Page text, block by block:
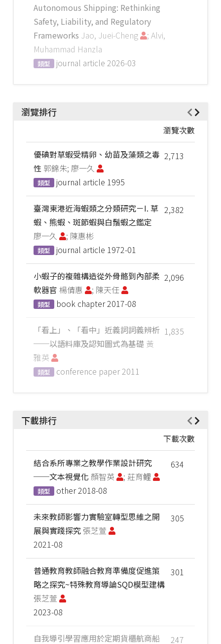
Autonomous Shipping: Rethinking
Safety, Liability, and Regulatory
Frameworks Jao, Juei-Cheng
; Alvi,
Muhammad Hanzla
類型 journal article 2026-03
瀏覽排行
瀏覽次數
2,713
優碘對草蝦受精卵、幼苗及藻類之毒
性 郭錦朱; 廖一久
類型 journal article 1995
2,382
臺灣東港近海蝦類之分類研究－I. 草
蝦、熊蝦、斑節蝦與白鬚蝦之鑑定
廖一久
; 陳惠彬
類型 journal article 1972-01
2,096
小蝦子的複雜構造從外骨骼到內部柔
軟器官 楊倩惠 ; 陳天任
類型 book chapter2017-08
1,835
「看上」、「看中」近義詞詞義辨析
──以語料庫及認知圖式為基礎 黃
雅英
類型 conference paper2011
下載排行
下載次數
634
結合系所專業之教學作業設計研究
──文本視覺化 顏智英 ; 莊育鲤
類型 other2018-08
305
未來教師影響力實驗室轉型思維之開
展與實踐探究 張芝萱
2021-08
301
普通教育教師融合教育準備度促進策
略之探究~特殊教育導論SQD模型建構
張芝萱
2023-08
247
自我導引學習應用於定期貨櫃航商船